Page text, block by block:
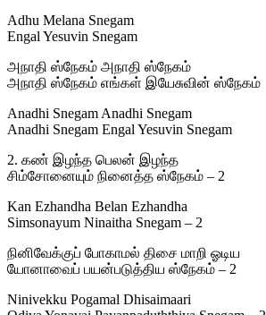
Adhu Melana Snegam
Engal Yesuvin Snegam
அநாதி ஸ்நேகம் அநாதி ஸ்நேகம்
அநாதி ஸ்நேகம் எங்கள் இயேசுவின் ஸ்நேகம்
Anadhi Snegam Anadhi Snegam
Anadhi Snegam Engal Yesuvin Snegam
2. கண் இழந்த பெலன் இழந்த
சிம்சோனையும் நினைத்த ஸ்நேகம் – 2
Kan Ezhandha Belan Ezhandha
Simsonayum Ninaitha Snegam – 2
நினிவேக்குப் போகாமல் திசை மாறி ஓடிய
யோனாவைப் பயன்படுத்திய ஸ்நேகம் – 2
Ninivekku Pogamal Dhisaimaari